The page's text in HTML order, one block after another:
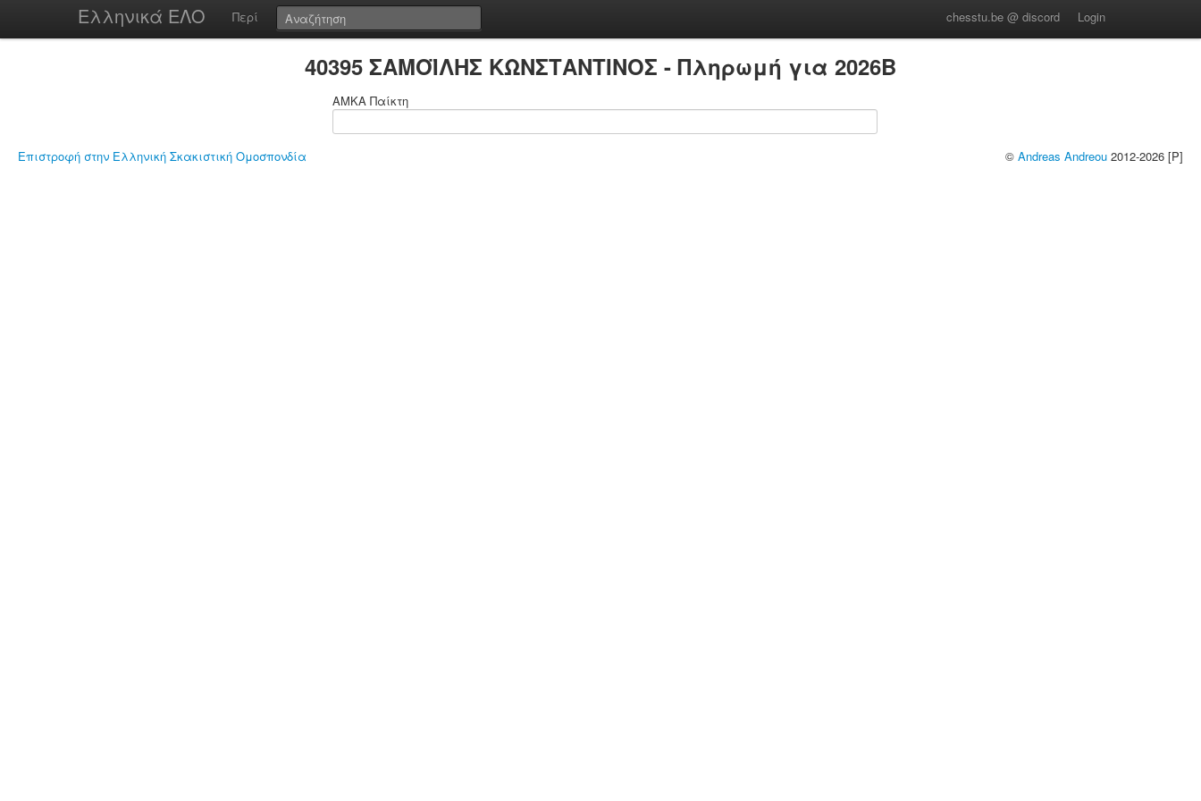
Ελληνικά ΕΛΟ Περί chesstu.be @ discord Login
40395 ΣΑΜΟΪΛΗΣ ΚΩΝΣΤΑΝΤΙΝΟΣ - Πληρωμή για 2026B
ΑΜΚΑ Παίκτη
Επιστροφή στην Ελληνική Σκακιστική Ομοσπονδία © Andreas Andreou 2012-2026 [P]